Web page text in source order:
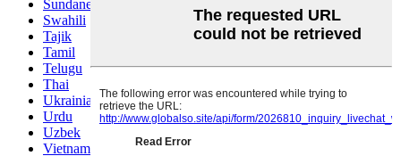
Sundanese
Swahili
Tajik
Tamil
Telugu
Thai
Ukrainian
Urdu
Uzbek
Vietnamese